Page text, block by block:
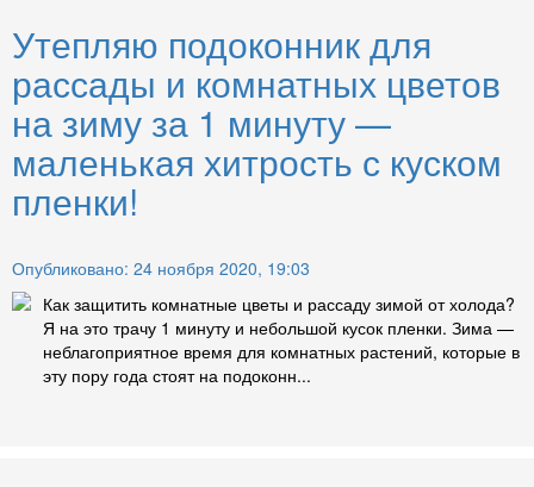
Утепляю подоконник для
рассады и комнатных цветов
на зиму за 1 минуту —
маленькая хитрость с куском
пленки!
Опубликовано: 24 ноября 2020, 19:03
Как защитить комнатные цветы и рассаду зимой от холода?
Я на это трачу 1 минуту и небольшой кусок пленки. Зима —
неблагоприятное время для комнатных растений, которые в
эту пору года стоят на подоконн...